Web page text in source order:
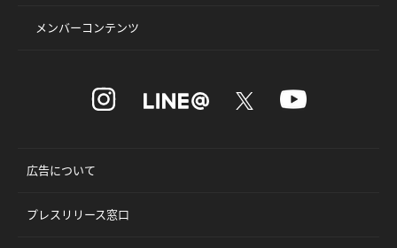
メンバーコンテンツ
広告について
プレスリリース窓口